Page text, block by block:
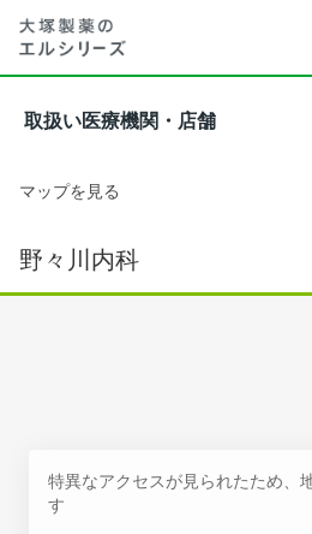
取扱い医療機関・店舗
マップを見る
野々川内科
特異なアクセスが見られたため、
す